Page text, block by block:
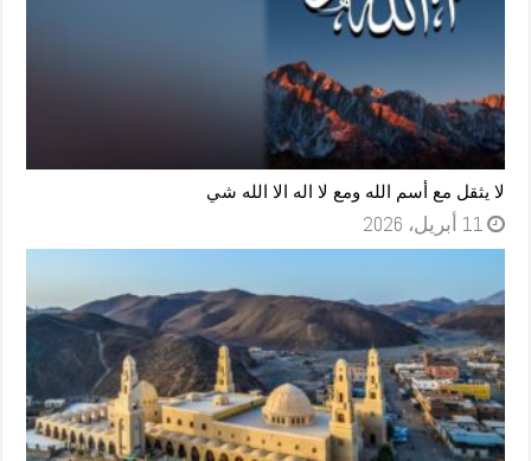
لا يثقل مع أسم الله ومع لا اله الا الله شي
11 أبريل، 2026